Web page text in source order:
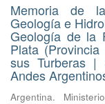
Memoria de
Geología e
Geología de la
Plata
sus Turberas |
Andes
Argentina.